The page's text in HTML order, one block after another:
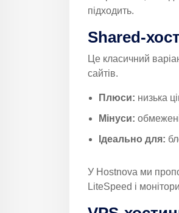
підходить.
Shared-
Це класичний
сайтів.
Плюси: низька
Мінуси:
Ідеально для:
У Hostnova ми
LiteSpeed і